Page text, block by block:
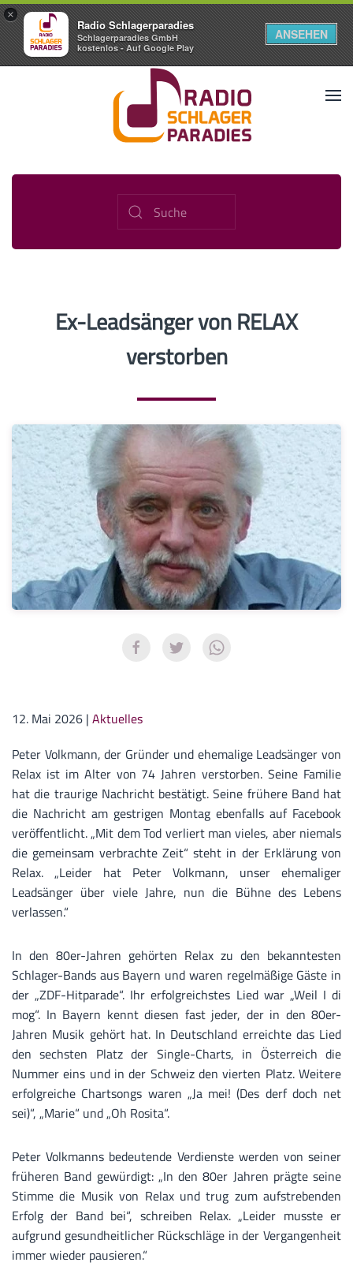
×
Radio Schlagerparadies
Schlagerparadies GmbH
kostenlos - Auf Google Play
ANSEHEN
Ex-Leadsänger von RELAX
verstorben
12. Mai 2026 | Aktuelles
Peter Volkmann, der Gründer und ehemalige Leadsänger von
Relax ist im Alter von 74 Jahren verstorben. Seine Familie
hat die traurige Nachricht bestätigt. Seine frühere Band hat
die Nachricht am gestrigen Montag ebenfalls auf Facebook
veröffentlicht. „Mit dem Tod verliert man vieles, aber niemals
die gemeinsam verbrachte Zeit“ steht in der Erklärung von
Relax. „Leider hat Peter Volkmann, unser ehemaliger
Leadsänger über viele Jahre, nun die Bühne des Lebens
verlassen.“
In den 80er-Jahren gehörten Relax zu den bekanntesten
Schlager-Bands aus Bayern und waren regelmäßige Gäste in
der „ZDF-Hitparade“. Ihr erfolgreichstes Lied war „Weil I di
mog“. In Bayern kennt diesen fast jeder, der in den 80er-
Jahren Musik gehört hat. In Deutschland erreichte das Lied
den sechsten Platz der Single-Charts, in Österreich die
Nummer eins und in der Schweiz den vierten Platz. Weitere
erfolgreiche Chartsongs waren „Ja mei! (Des derf doch net
sei)“, „Marie“ und „Oh Rosita“.
Peter Volkmanns bedeutende Verdienste werden von seiner
früheren Band gewürdigt: „In den 80er Jahren prägte seine
Stimme die Musik von Relax und trug zum aufstrebenden
Erfolg der Band bei“, schreiben Relax. „Leider musste er
aufgrund gesundheitlicher Rückschläge in der Vergangenheit
immer wieder pausieren.“